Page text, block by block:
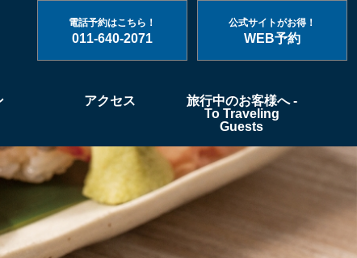
電話予約はこちら！
011-640-2071
公式サイトがお得！
WEB予約
アクセス
旅行中のお客様へ -
To Traveling
Guests